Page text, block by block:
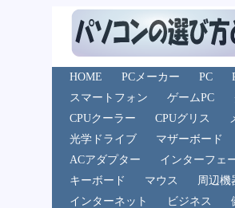
HOME PCメーカー PC
スマートフォン
ゲームPC
CPUクーラー
CPUグリス
光学ドライブ
マザーボード
ACアダプター
インターフェ
キーボード
マウス 周辺機
インターネット
ビジネス